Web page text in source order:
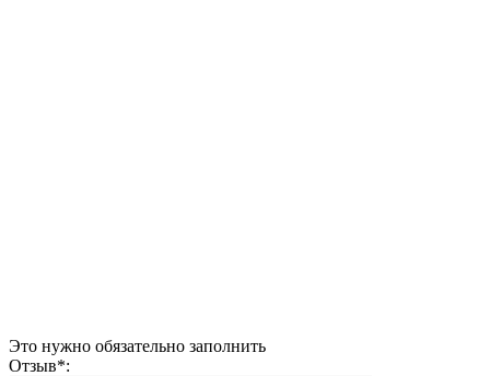
Это нужно обязательно заполнить
Отзыв*: